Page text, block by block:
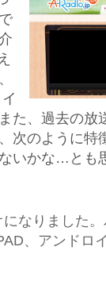
た、過去の放
次のように特
いかな…とも
なりました
、アンドロ